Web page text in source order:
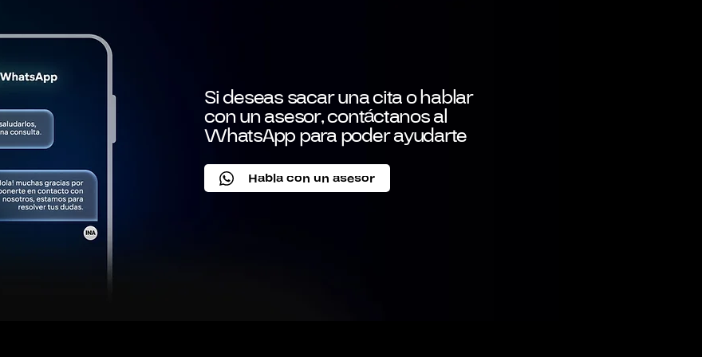
Habla con un asesor
Si deseas sacar una cita o hablar
con un asesor, contáctanos al
WhatsApp para poder ayudarte